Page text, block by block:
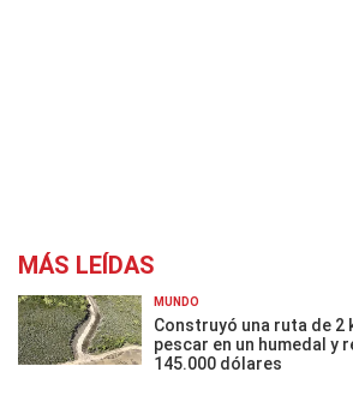
MÁS LEÍDAS
MUNDO
Construyó una ruta de 2
pescar en un humedal y
145.000 dólares